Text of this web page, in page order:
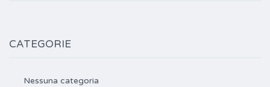
CATEGORIE
Nessuna categoria